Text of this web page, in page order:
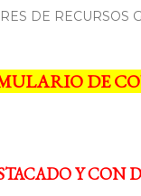
DE RECURSOS
DE
Y CON